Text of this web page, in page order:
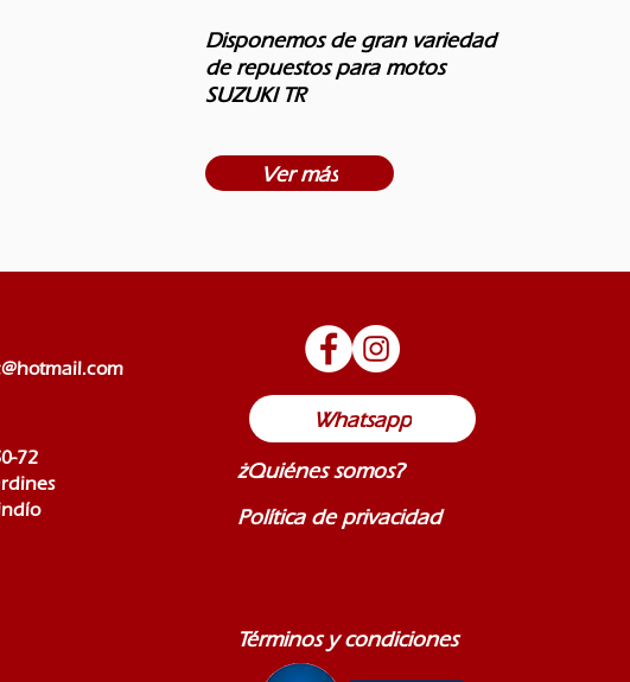
Disponemos de gran variedad
de repuestos para motos
SUZUKI TR
Ver más
72
Whatsapp
¿Quiénes somos?
Política de privacidad
Términos y condiciones